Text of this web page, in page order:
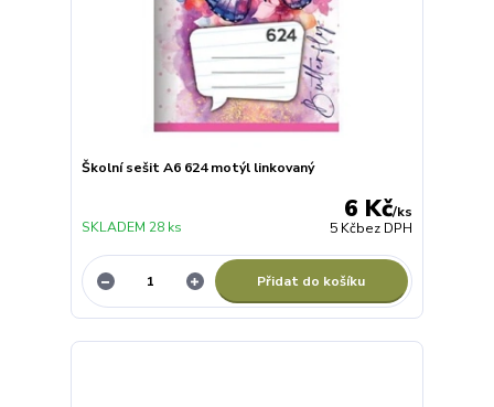
Školní sešit A6 624 motýl linkovaný
6 Kč/ks
5 Kčbez DPH
SKLADEM 28 ks
Přidat do košíku